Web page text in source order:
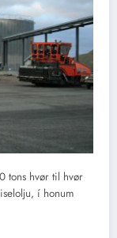
tons hvør til hvør
í honum